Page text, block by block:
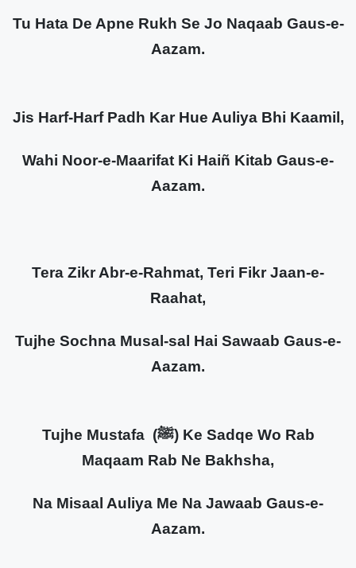
Tu Hata De Apne Rukh Se Jo Naqaab Gaus-e-
Aazam.
Jis Harf-Harf Padh Kar Hue Auliya Bhi Kaamil,
Wahi Noor-e-Maarifat Ki Haiñ Kitab Gaus-e-
Aazam.
Tera Zikr Abr-e-Rahmat, Teri Fikr Jaan-e-
Raahat,
Tujhe Sochna Musal-sal Hai Sawaab Gaus-e-
Aazam.
Tujhe Mustafa (ﷺ) Ke Sadqe Wo Rab
Maqaam Rab Ne Bakhsha,
Na Misaal Auliya Me Na Jawaab Gaus-e-
Aazam.